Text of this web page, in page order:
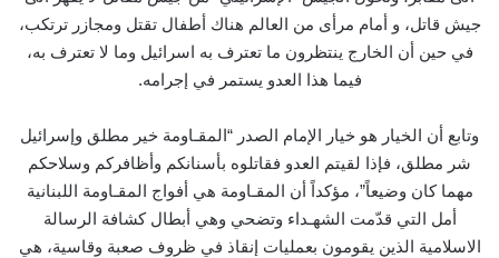
جيش قاتل، و أمام مرأى من العالم هناك أطفال تقتل ومجازر ترتكب،
في حين أن الخارج ينتظرون ما تعترف به اسرائيل وما لا تعترف به،
فيما هذا العدو يستمر في إجرامه.
وتابع أن الخيار هو خيار الإمام الصدر “المقـاومة خير مطلق وإسرائيل
شر مطلق، فإذا لقيتم العدو فقاتلوه بأسنانكم وأظافركم وسلاحكم
مهما كان وضيعاً”، مؤكداً أن المقـاومة هي أفواج المقـاومة اللبنانية
أمل التي قدّمت الشهـداء وتضحي وهي أبطال كشافة الرسالة
الاسلامية الذين يقومون بعمليات إنقاذ في ظروف صعبة وقاسية، هي